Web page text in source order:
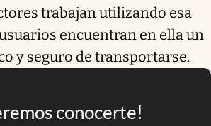
trabajan utilizando esa
encuentran en ella un
y seguro de transportarse.
conocerte!